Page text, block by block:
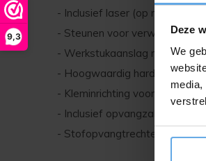
Deze
We
9,3
- Inclusief laser (op
- Steunen voor verwerking
- Werkstukaanslag met rails
- Hoogwaardig hardmetalen
- Kleminrichting voor een
- Inclusief opvangzak voor
- Stofopvangtrechter achter